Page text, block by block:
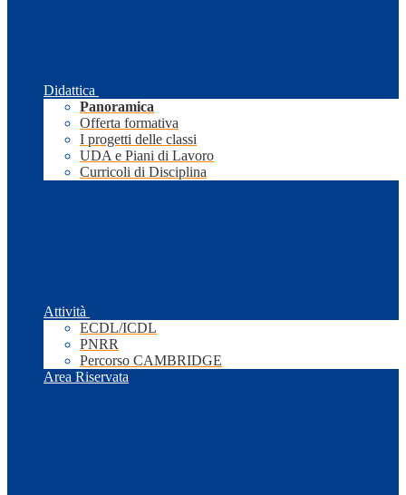
Didattica
Panoramica
Offerta formativa
I progetti delle classi
UDA e Piani di Lavoro
Curricoli di Disciplina
Attività
ECDL/ICDL
PNRR
Percorso CAMBRIDGE
Area Riservata